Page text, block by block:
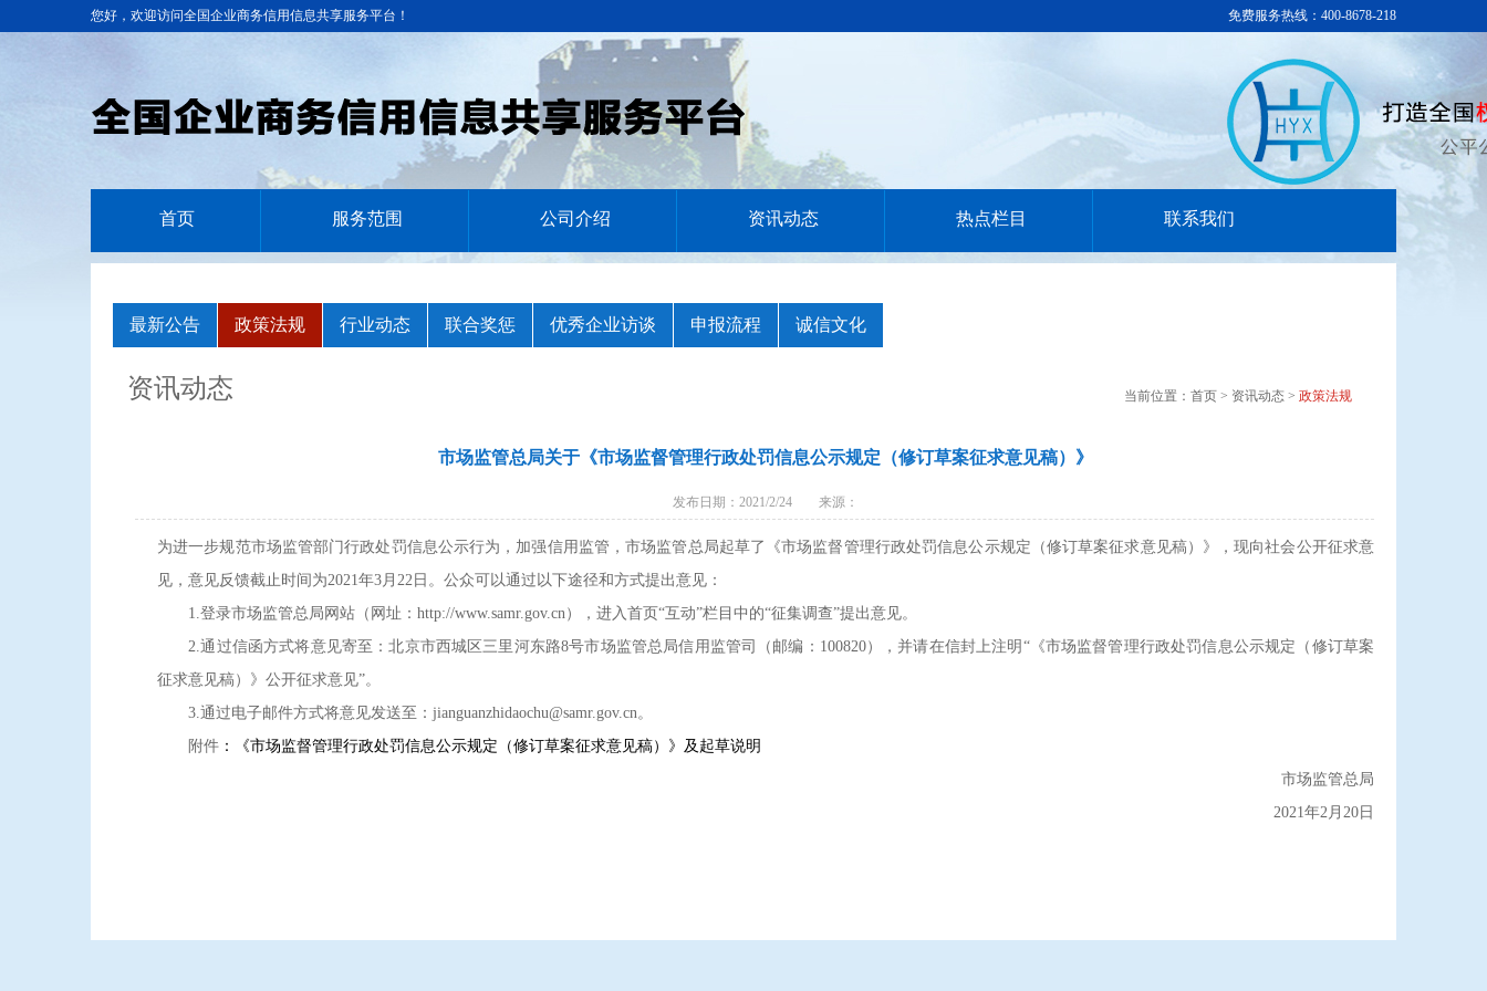
您好，欢迎访问全国企业商务信用信息共享服务平台！ 免费服务热线：400-8678-218
首页 服务范围 公司介绍 资讯动态 热点栏目 联系我们
最新公告 政策法规 行业动态 联合奖惩 优秀企业访谈 申报流程 诚信文化
资讯动态 当前位置：首页 > 资讯动态 > 政策法规
市场监管总局关于《市场监督管理行政处罚信息公示规定（修订草案征求意见稿）》
发布日期：2021/2/24 来源：
为进一步规范市场监管部门行政处罚信息公示行为，加强信用监管，市场监管总局起草了《市场监督管理行政处罚信息公示规定（修订草案征求意见稿）》，现向社会公开征求意
见，意见反馈截止时间为2021年3月22日。公众可以通过以下途径和方式提出意见：
1.登录市场监管总局网站（网址：http://www.samr.gov.cn），进入首页“互动”栏目中的“征集调查”提出意见。
2.通过信函方式将意见寄至：北京市西城区三里河东路8号市场监管总局信用监管司（邮编：100820），并请在信封上注明“《市场监督管理行政处罚信息公示规定（修订草案
征求意见稿）》公开征求意见”。
3.通过电子邮件方式将意见发送至：jianguanzhidaochu@samr.gov.cn。
附件 ：《市场监督管理行政处罚信息公示规定（修订草案征求意见稿）》及起草说明
市场监管总局
2021年2月20日